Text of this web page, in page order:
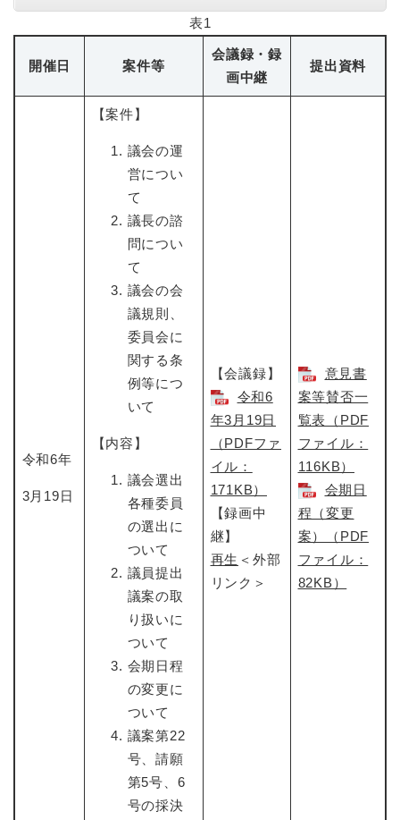
表1
開催日 案件等
会議録・録
画中継
提出資料
令和6年
3月19日
【案件】
議会の運
営につい
て
議長の諮
問につい
て
議会の会
議規則、
委員会に
関する条
例等につ
いて
【内容】
議会選出
各種委員
の選出に
ついて
議員提出
議案の取
り扱いに
ついて
会期日程
の変更に
ついて
議案第22
号、請願
第5号、6
号の採決
【会議録】
令和6
年3月19日​
（PDFファ
イル：
171KB）
【録画中
継】
再生 ＜外部
リンク＞
意見書
案等賛否一
覧表（PDF
ファイル：
116KB）
会期日
程（変更
案）（PDF
ファイル：
82KB）